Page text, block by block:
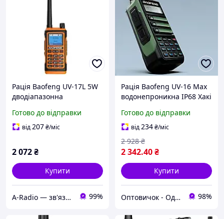
Рація Baofeng UV-17L 5W
дводіапазонна
Готово до відправки
від207₴/міс
2 072₴
Купити
A-Radio — зв'язок, радіо, електроніка 99%
Рація Baofeng UV-16 Max
водонепроникна IP68 Хакі
Готово до відправки
від234₴/міс
2 342.40₴
2 928 ₴
Купити
Оптовичок - Одеса 98%